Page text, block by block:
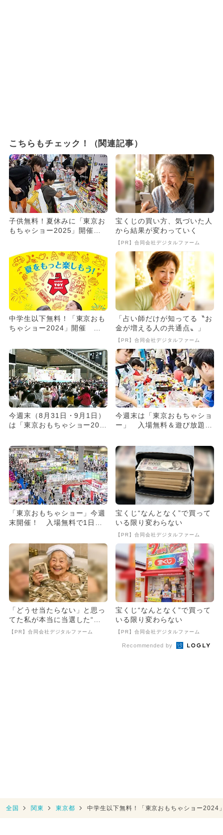
こちらもチェック！（関連記事）
子供無料！夏休みに「東京お
もちゃショー2025」開催
宝くじの買い方、気づいた人
から結果が変わっていく
【PR】合同会社デジタルファーム
中学生以下無料！「東京おも
ちゃショー2024」開催 キ
「占い師だけが知ってる〝お
金が増える人の共通点〟」
【PR】合同会社デジタルファーム
今週末（8月31日・9月1日）
は「東京おもちゃショー202
今週末は「東京おもちゃショ
ー」 入場無料＆遊び放題＆
「東京おもちゃショー」今週
末開催！ 入場無料で1日遊
宝くじ“なんとなく”で買って
いる限り変わらない
【PR】合同会社デジタルファーム
「どうせ当たらない」と思っ
てた私が本当に当選した“買
い方”がこれ
【PR】合同会社デジタルファーム
宝くじ“なんとなく”で買って
いる限り変わらない
【PR】合同会社デジタルファーム
Recommended by
全国 関東 東京都 中学生以下無料！「東京おもちゃショー